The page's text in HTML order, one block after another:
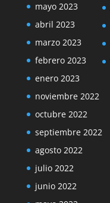
mayo 2023
abril 2023
marzo 2023
febrero 2023
enero 2023
noviembre 2022
octubre 2022
septiembre 2022
agosto 2022
julio 2022
junio 2022